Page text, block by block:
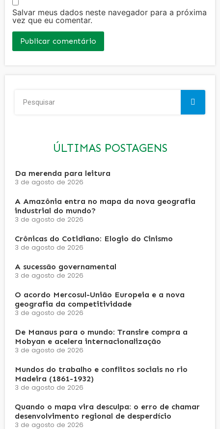
Salvar meus dados neste navegador para a próxima
vez que eu comentar.
ÚLTIMAS POSTAGENS
Da merenda para leitura
3 de agosto de 2026
A Amazônia entra no mapa da nova geografia
industrial do mundo?
3 de agosto de 2026
Crônicas do Cotidiano: Elogio do Cinismo
3 de agosto de 2026
A sucessão governamental
3 de agosto de 2026
O acordo Mercosul-União Europeia e a nova
geografia da competitividade
3 de agosto de 2026
De Manaus para o mundo: Transire compra a
Mobyan e acelera internacionalização
3 de agosto de 2026
Mundos do trabalho e conflitos sociais no rio
Madeira (1861-1932)
3 de agosto de 2026
Quando o mapa vira desculpa: o erro de chamar
desenvolvimento regional de desperdício
3 de agosto de 2026